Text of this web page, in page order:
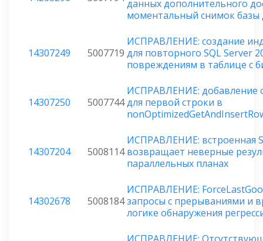
данных дополнительного
моментальный снимок базы
14307249 5007719
ИСПРАВЛЕНИЕ: создание
для повторного SQL Server
повреждениям в таблице с
14307250 5007744
ИСПРАВЛЕНИЕ: добавление
для первой строки в
14307204 5008114
ИСПРАВЛЕНИЕ: встроенная
возвращает неверные
параллельных планах
14302678 5008184
ИСПРАВЛЕНИЕ:
запросы с прерываниями и
логике обнаружения
ИСПРАВЛЕНИЕ: